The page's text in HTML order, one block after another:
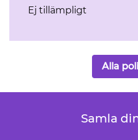
Ej tillämpligt
Alla
Samla